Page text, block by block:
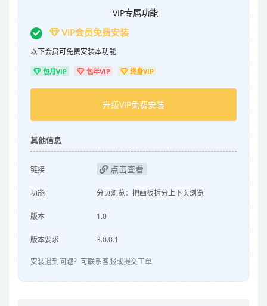
VIP专属功能
VIP会员免费安装
以下会员可免费安装本功能
包月VIP 包年VIP 终身VIP
升级VIP免费安装
其他信息
链接 点击查看
功能 分页浏览：把画板拆分上下页浏览
版本 1.0
版本要求 3.0.0.1
安装遇到问题？可联系客服或提交工单